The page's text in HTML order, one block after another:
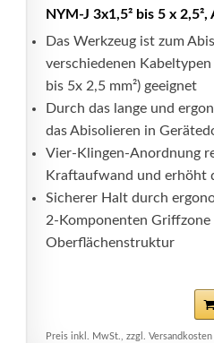
NYM-J 3x1,5² bis 5 x
Das Werkzeug ist zum
verschiedenen Kabeltypen
bis 5x 2,5 mm²) geeignet
Durch das lange und
das Abisolieren in
Vier-Klingen-Anordnung
Kraftaufwand und erhöht
Sicherer Halt durch
2-Komponenten Griffzone
Oberflächenstruktur
Preis inkl. MwSt., zzgl. Versandkosten